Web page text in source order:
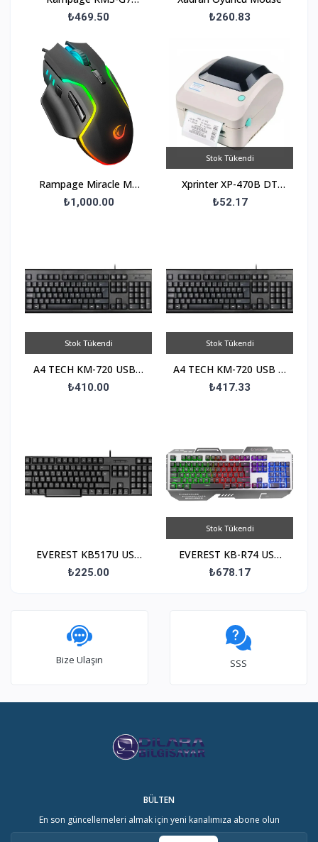
Falsetto 1+1 6 W USB
Kırmızı
₺469.50 ₺260.83
Rampage Miracle M2
Usb Siyah 8 Tuşlu RGB
₺1,000.00
Stok Tükendi
Xprinter XP-470B DT
USB Barkod Yazıcı 4 Gri
₺52.17
Stok Tükendi
A4 TECH KM-720 USB F
Trk Standart Siyah
₺410.00
Stok Tükendi
A4 TECH KM-720 USB Q
Trk Standart Siyah
₺417.33
EVEREST KB517U USB
F Trk Standart Siyah
₺225.00
Stok Tükendi
EVEREST KB-R74 USB
Oyuncu Q Trk
Klavye
₺678.17
Bize Ulaşın SSS
BÜLTEN
En son güncellemeleri almak için yeni kanalımıza abone olun